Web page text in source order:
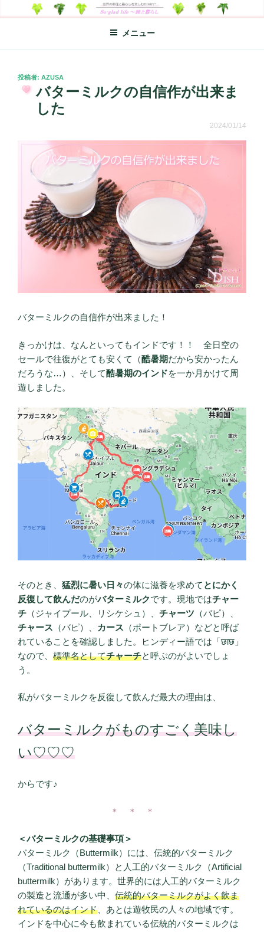
ン
ン
SO-GLAD LIFE～旅と暮らし
世界の料理のエッセイやレシピ、シンプルライフ、楽しい暮らしなどを
綴る、世界248か国を旅した松本あづさのDIARYです
メニュー
投
稿
投稿者: AZUSA
バターミルクの自信作が出来ま
した
2024/01/14
バターミルクの自信作が出来ました！
きっかけは、なんといってもインドです！！ 全日空の
セールで往復がとても安くて（酷暑期だから安かったん
だろうな…）、そして酷暑期のインドを一か月かけて周
遊しました。
そのとき、 猛烈に暑い日々の体に滋養を求めて とにかく
反復して飲んだのがバターミルクです。現地ではチャー
チ （ジャイプール、リシケシュ）、 チャーツ （バピ）、
チャース （バピ）、 カース （ポートブレア）などと呼ば
れていることを確認しました。ヒンディー語では「छाछ」
なので、 標準名としてチャーチと呼ぶのがよいでしょ
う。
私がバターミルクを反復して飲んだ最大の理由は、
バターミルクがものすごく美味し
い♡♡♡
からです♪
＊ ＊ ＊
＜バターミルクの基礎事項＞
バターミルク（Buttermilk）には、伝統的バターミルク
（Traditional buttermilk）と人工的バターミルク（Artificial
buttermilk）があります。世界的には人工的バターミルク
の製造と流通が多い中、 伝統的バターミルクがよく飲ま
れているのはインド 、あとは遊牧民の人々の地域です。
インドを中心に今も飲まれている伝統的バターミルクは